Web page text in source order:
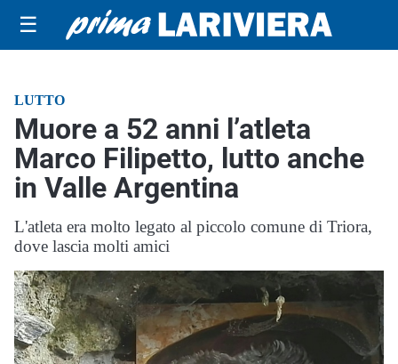
☰
LUTTO
Muore a 52 anni l’atleta
Marco Filipetto, lutto anche
in Valle Argentina
L'atleta era molto legato al piccolo comune di Triora,
dove lascia molti amici